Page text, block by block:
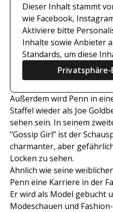
Dieser Inhalt stammt
wie Facebook,
Aktiviere bitte
Inhalte sowie Anbieter
Standards, um diese
Außerdem wird Penn in
Staffel wieder als Joe
sehen sein. In seinem
"Gossip Girl" ist der
charmanter, aber
Locken zu sehen.
Ähnlich wie seine
Penn eine Karriere in der
Er wird als Model gebucht
Modeschauen und